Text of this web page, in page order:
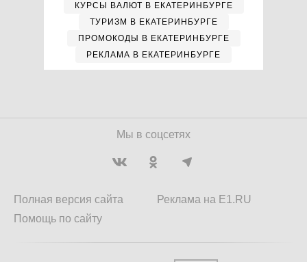
КУРСЫ ВАЛЮТ В ЕКАТЕРИНБУРГЕ
ТУРИЗМ В ЕКАТЕРИНБУРГЕ
ПРОМОКОДЫ В ЕКАТЕРИНБУРГЕ
РЕКЛАМА В ЕКАТЕРИНБУРГЕ
Мы в соцсетях
Полная версия сайта
Помощь по сайту
Реклама на E1.RU